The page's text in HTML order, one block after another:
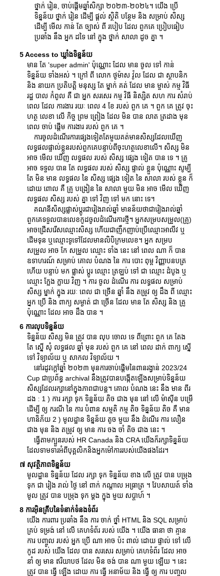
ថ្នាក់ រៀន, ចាប់ផ្តើមឆ្នាំសិក្សា ២០២៣-២០២៤។ យើង ប្រើ
ទិន្នន័យ ថ្នាក់ រៀន ដើម្បី ផ្ដល់ ស្ថិតិ បន្ថែម និង សម្រាប់ សិស្ស
ដើម្បី មើល កាន់ តែ ច្បាស់ ពី របៀប ដែល ពួកគេ ប្រៀបធៀប
ប្រឆាំង នឹង អ្នក ដទៃ នៅ ក្នុង ថ្នាក់ សាលា ដូច គ្នា ។
5 Access to ឃ្លាំងទិន្នន័យ
មាន តែ 'super admin' ប៉ុណ្ណោះ ដែល មាន ចូល ទៅ កាន់
ទិន្នន័យ ទាំងអស់ ។ ក្រៅ ពី លោក ថូម៉ាស វ៉ូល ដែល ជា ស្ថាបនិក
និង នាយក ប្រតិបត្តិ មនុស្ស តែ ម្នាក់ គត់ ដែល មាន ម្ចាស់ កម្ម វិធី
រដ្ឋ បាល កំពូល គឺ ជា អ្នក សរសេរ កម្ម វិធី និស្សិត សហ ការ សំរាប់
ពេល ដែល ការងារ រយៈ ពេល 4 ខែ របស់ ពួក គេ ។ ពួក គេ ត្រូវ ចុះ
ហត្ថ លេខា លើ កិច្ច ព្រម ព្រៀង ដែល មិន បាន លាត ត្រដាង មុន
ពេល ចាប់ ផ្តើម ការងារ របស់ ពួក គេ ។
ការចូលដំណើរការផ្សេងទៀតតែមួយគត់មានសិស្សដែលឃើញ
លទ្ធផលផ្ទាល់ខ្លួនរបស់ពួកគេបន្ទាប់ពីចុះហត្ថលេខាលើ។ សិស្ស មិន
អាច មើល ឃើញ លទ្ធផល របស់ សិស្ស ផ្សេង ទៀត បាន ទេ ។ គ្រូ
អាច ទទួល បាន តែ លទ្ធផល របស់ សិស្ស ផ្ទាល់ ខ្លួន ប៉ុណ្ណោះ សូម្បី
តែ មិន មាន លទ្ធផល នៃ សិស្ស ផ្សេង ទៀត នៃ សាលា របស់ ខ្លួន ក៏
ដោយ ពោល គឺ គ្រូ បង្រៀន នៃ សាលា មួយ មិន អាច មើល ឃើញ
លទ្ធផល សិស្ស របស់ គ្នា ទៅ វិញ ទៅ មក នោះ ទេ។
គណនីសិស្សផ្លាស់ប្តូរជារៀងរាល់ឆ្នាំ មានន័យថាជារៀងរាល់ឆ្នាំ
ពួកគេទទួលបានលេខកូដចូលដំណើរការថ្មី។ អ្នកសម្របសម្រួល(គ្រូ)
អាចជ្រើសរើសឈ្មោះសិស្ស ហើយជាញឹកញាប់ប្រើឈ្មោះអាលីវ ឬ
ដើមទុន ឬឈ្មោះទូទៅដែលមានលិបិក្រមលេខ។ អ្នក សម្រប
សម្រួល អាច កែ សម្រួល ឈ្មោះ ទាំង នេះ នៅ ពេល ណា ក៏ បាន
ឧទាហរណ៍ សម្រាប់ គោល បំណង នៃ ការ បោះ ពុម្ព វិញ្ញាបនបត្រ
ហើយ បន្ទាប់ មក ផ្លាស់ ប្តូរ ឈ្មោះ ត្រឡប់ ទៅ ជា ឈ្មោះ ដំបូង ឬ
ឈ្មោះ ក្លែង ក្លាយ វិញ ។ ការ ចូល ដំណើរ ការ លទ្ធផល សម្រាប់
សិស្ស ម្នាក់ ក្នុង រយៈ ពេល ជា ច្រើន ឆ្នាំ នឹង តម្រូវ ឲ្យ ដឹង ពី ឈ្មោះ
អ្នក ប្រើ និង ពាក្យ សម្ងាត់ ជា ច្រើន ដែល មាន តែ សិស្ស និង គ្រូ
ប៉ុណ្ណោះ ដែល អាច ដឹង បាន ។
6 ការលុបទិន្នន័យ
ទិន្នន័យ សិស្ស មិន ត្រូវ បាន លុប ចោល ទេ ពីព្រោះ ពួក គេ តែង
តែ ស្នើ សុំ លទ្ធផល ឆ្នាំ មុន របស់ ពួក គេ នៅ ពេល ដាក់ ពាក្យ ស្នើ
ទៅ វិទ្យាល័យ ឬ សាកល វិទ្យាល័យ ។
នៅរដូវក្តៅឆ្នាំ ២០២៣ មុនការចាប់ផ្តើមនៃពានរង្វាន់ 2023/24
Cup ជាប្រព័ន្ធ archival នឹងត្រូវបានបង្កើតឡើងសម្រាប់ទិន្នន័យ
សិស្សដែលរក្សានៅក្នុងភាពជាបន្ត។ គោល បំណង នេះ នឹង មាន ពីរ
ដង : 1 ) ការ រក្សា ទុក ទិន្នន័យ តិច ជាង មុន នៅ លើ ម៉ាស៊ីន បម្រើ
ដើម្បី ឲ្យ ករណី នៃ ការ បំពាន សម្មតិ កម្ម តិច ទិន្នន័យ តិច គឺ មាន
ហានិភ័យ 2 ) មូលដ្ឋាន ទិន្នន័យ តូច មួយ នឹង ដំណើរ ការ លឿន
ជាង មុន និង តម្រូវ ឲ្យ មាន ការ ចង ចាំ តិច ជាង នេះ ។
ធ្វើតាមក្បួនរបស់ HR Canada និង CRA យើងក៏រក្សាទិន្នន័យ
ដែលទាមទារអំពីបុគ្គលិកនិងអ្នកម៉ៅការរបស់យើងផងដែរ។
៧ សុវត្ថិភាពទិន្នន័យ
មូលដ្ឋាន ទិន្នន័យ ដែល រក្សា ទុក ទិន្នន័យ ខាង លើ ត្រូវ បាន បម្រុង
ទុក ជា រៀង រាល់ ថ្ងៃ នៅ ពាក់ កណ្តាល អធ្រាត្រ ។ វែបសាយត៍ ទាំង
មូល ត្រូវ បាន បម្រុង ទុក ម្តង ក្នុង មួយ សប្តាហ៍ ។
8 ការអ៊ិនគ្រីបនៃទំនាក់ទំនងទំព័រ
យើង ការពារ ប្រឆាំង នឹង ការ ចាក់ ថ្នាំ HTML និង SQL សម្រាប់
គ្រប់ ទម្រង់ នៅ លើ គេហទំព័រ របស់ យើង ។ យើង ធានា ថា គ្មាន
ការ បញ្ចូល របស់ អ្នក ប្រើ ណា អាច ប៉ះ ពាល់ ដោយ ផ្ទាល់ ទៅ លើ
កូដ របស់ យើង ដែល បាន សរសេរ សម្រាប់ គេហទំព័រ ដែល អាច
នាំ ឲ្យ មាន ឥរិយាបថ ដែល មិន ចង់ បាន ណា មួយ ឡើយ ។ នេះ
ត្រូវ បាន ធ្វើ ឡើង ដោយ ការ ធ្វើ អនាម័យ និង ធ្វើ ឲ្យ ការ បញ្ចូល